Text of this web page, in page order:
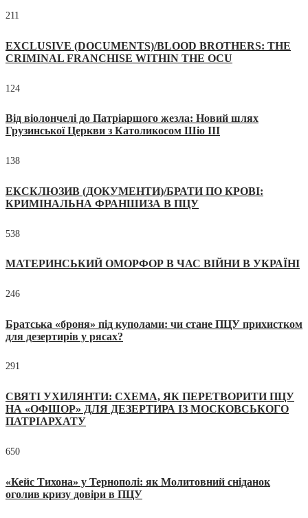
211
EXCLUSIVE (DOCUMENTS)/BLOOD BROTHERS: THE
CRIMINAL FRANCHISE WITHIN THE OCU
124
Від віолончелі до Патріаршого жезла: Новий шлях
Грузинської Церкви з Католикосом Шіо III
138
ЕКСКЛЮЗИВ (ДОКУМЕНТИ)/БРАТИ ПО КРОВІ:
КРИМІНАЛЬНА ФРАНШИЗА В ПЦУ
538
МАТЕРИНСЬКИЙ ОМОРФОР В ЧАС ВІЙНИ В УКРАЇНІ
246
Братська «броня» під куполами: чи стане ПЦУ прихистком
для дезертирів у рясах?
291
СВЯТІ УХИЛЯНТИ: СХЕМА, ЯК ПЕРЕТВОРИТИ ПЦУ
НА «ОФШОР» ДЛЯ ДЕЗЕРТИРА ІЗ МОСКОВСЬКОГО
ПАТРІАРХАТУ
650
«Кейс Тихона» у Тернополі: як Молитовний сніданок
оголив кризу довіри в ПЦУ